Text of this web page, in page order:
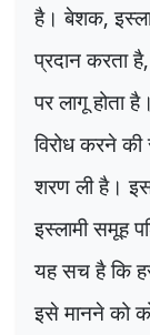
है। बेशक,
प्रदान करता है
पर लागू होता
विरोध करने
शरण ली है।
इस्लामी समूह
यह सच है कि
इसे मानने को